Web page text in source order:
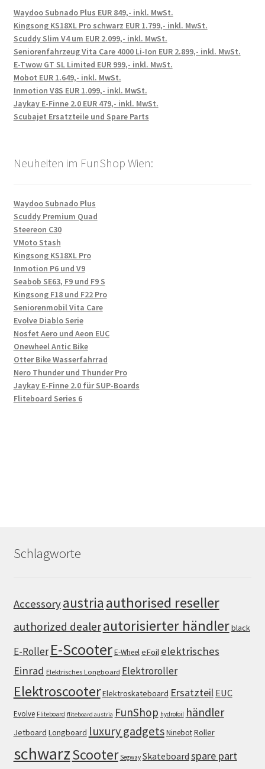
Waydoo Subnado Plus EUR 849,- inkl. MwSt.
Kingsong KS18XL Pro schwarz EUR 1.799,- inkl. MwSt.
Scuddy Slim V4 um EUR 2.099,- inkl. MwSt.
Seniorenfahrzeug Vita Care 4000 Li-Ion EUR 2.899,- inkl. MwSt.
E-Twow GT SL Limited EUR 999,- inkl. MwSt.
Mobot EUR 1.649,- inkl. MwSt.
Inmotion V8S EUR 1.099,- inkl. MwSt.
Jaykay E-Finne 2.0 EUR 479,- inkl. MwSt.
Scubajet Ersatzteile und Spare Parts
Neuheiten im FunShop Wien:
Waydoo Subnado Plus
Scuddy Premium Quad
Steereon C30
VMoto Stash
Kingsong KS18XL Pro
Inmotion P6 und V9
Seabob SE63, F9 und F9 S
Kingsong F18 und F22 Pro
Seniorenmobil Vita Care
Evolve Diablo Serie
Nosfet Aero und Aeon EUC
Onewheel Antic Bike
Otter Bike Wasserfahrrad
Nero Thunder und Thunder Pro
Jaykay E-Finne 2.0 für SUP-Boards
Fliteboard Series 6
Schlagworte
Accessoryaustria authorised reseller
authorized dealerautorisierter händlerblack
E-Roller E-ScooterE-WheeleFoil elektrisches
Einrad Elektrisches Longboard Elektroroller
ElektroscooterElektroskateboard Ersatzteil EUC
Evolve Fliteboard fliteboard austria FunShop hydrofoil händler
Jetboard Longboard luxury gadgetsNinebotRoller
schwarzScooter Segway Skateboard spare part